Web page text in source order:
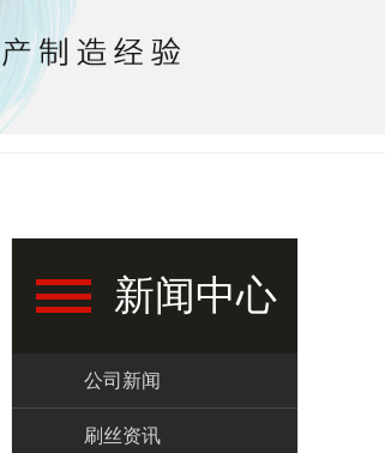
新闻中心
公司新闻
刷丝资讯